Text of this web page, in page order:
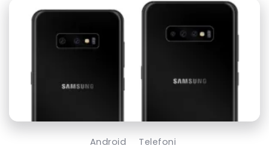
Android Telefoni